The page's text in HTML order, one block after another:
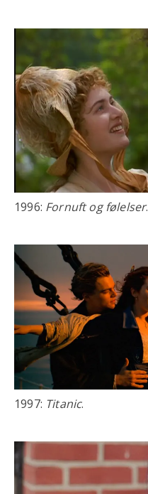
1996: Fornuft og følelser.
1997: Titanic.